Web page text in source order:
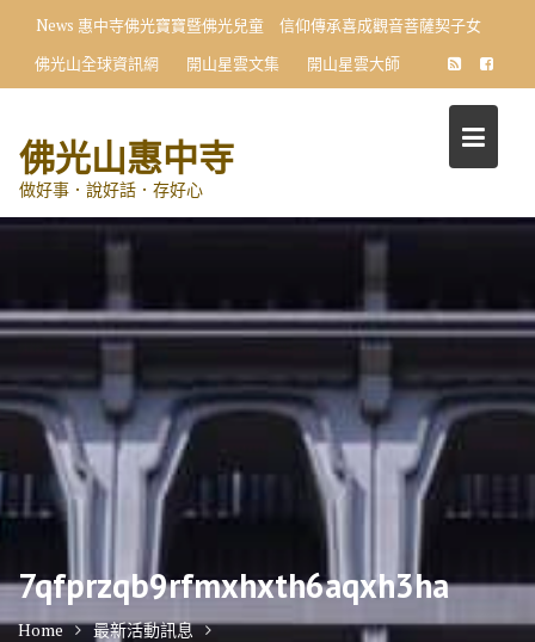
content
News 惠中寺佛光寶寶暨佛光兒童 信仰傳承喜成觀音菩薩契子女
佛光山全球資訊網
開山星雲文集 開山星雲大師
佛光山惠中寺
做好事．說好話．存好心
7qfprzqb9rfmxhxth6aqxh3ha
Home
最新活動訊息